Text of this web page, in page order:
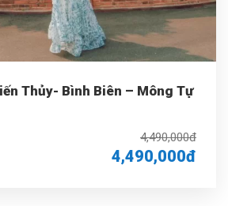
Thủy- Bình Biên – Mông Tự
4,490,000đ
4,490,000đ